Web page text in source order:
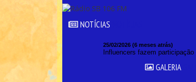
NOTÍCIAS
25/02/2026 (6 meses atrás)
Influencers fazem
GALERIA